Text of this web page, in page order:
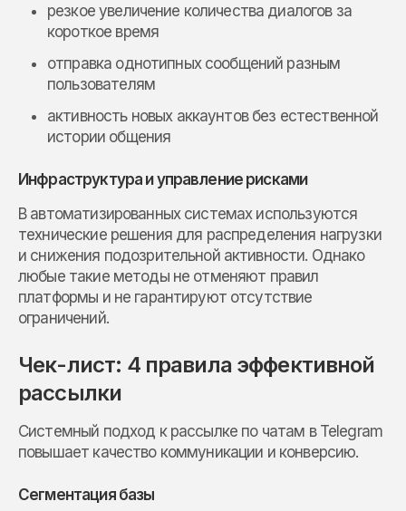
резкое увеличение количества диалогов за
короткое время
отправка однотипных сообщений разным
пользователям
активность новых аккаунтов без естественной
истории общения
Инфраструктура и управление рисками
В автоматизированных системах используются
технические решения для распределения нагрузки
и снижения подозрительной активности. Однако
любые такие методы не отменяют правил
платформы и не гарантируют отсутствие
ограничений.
Чек-лист: 4 правила эффективной
рассылки
Системный подход к рассылке по чатам в Telegram
повышает качество коммуникации и конверсию.
Сегментация базы